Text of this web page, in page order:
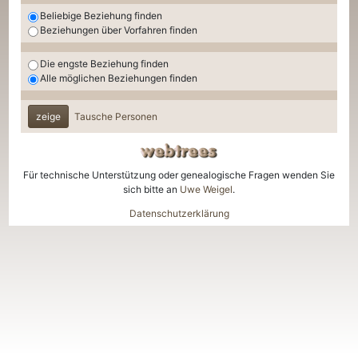
Beliebige Beziehung finden
Beziehungen über Vorfahren finden
Die engste Beziehung finden
Alle möglichen Beziehungen finden
zeige Tausche Personen
Für technische Unterstützung oder genealogische Fragen wenden Sie
sich bitte an Uwe Weigel.
Datenschutzerklärung